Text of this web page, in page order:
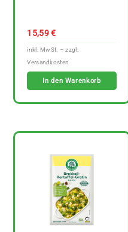
15,59€
In den Warenkorb